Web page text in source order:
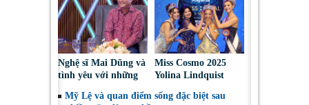
Toronto 2026
Nghệ sĩ Mai Dũng và
tình yêu với những
Miss Cosmo 2025
Yolina Lindquist
đại diện mới tranh
Mỹ Lệ và quan điểm sống đặc biệt sau